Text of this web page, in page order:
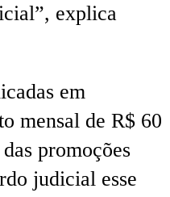
explica
em
mensal de R$ 60
promoções
judicial esse